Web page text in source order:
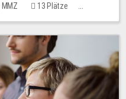
13 Plätze